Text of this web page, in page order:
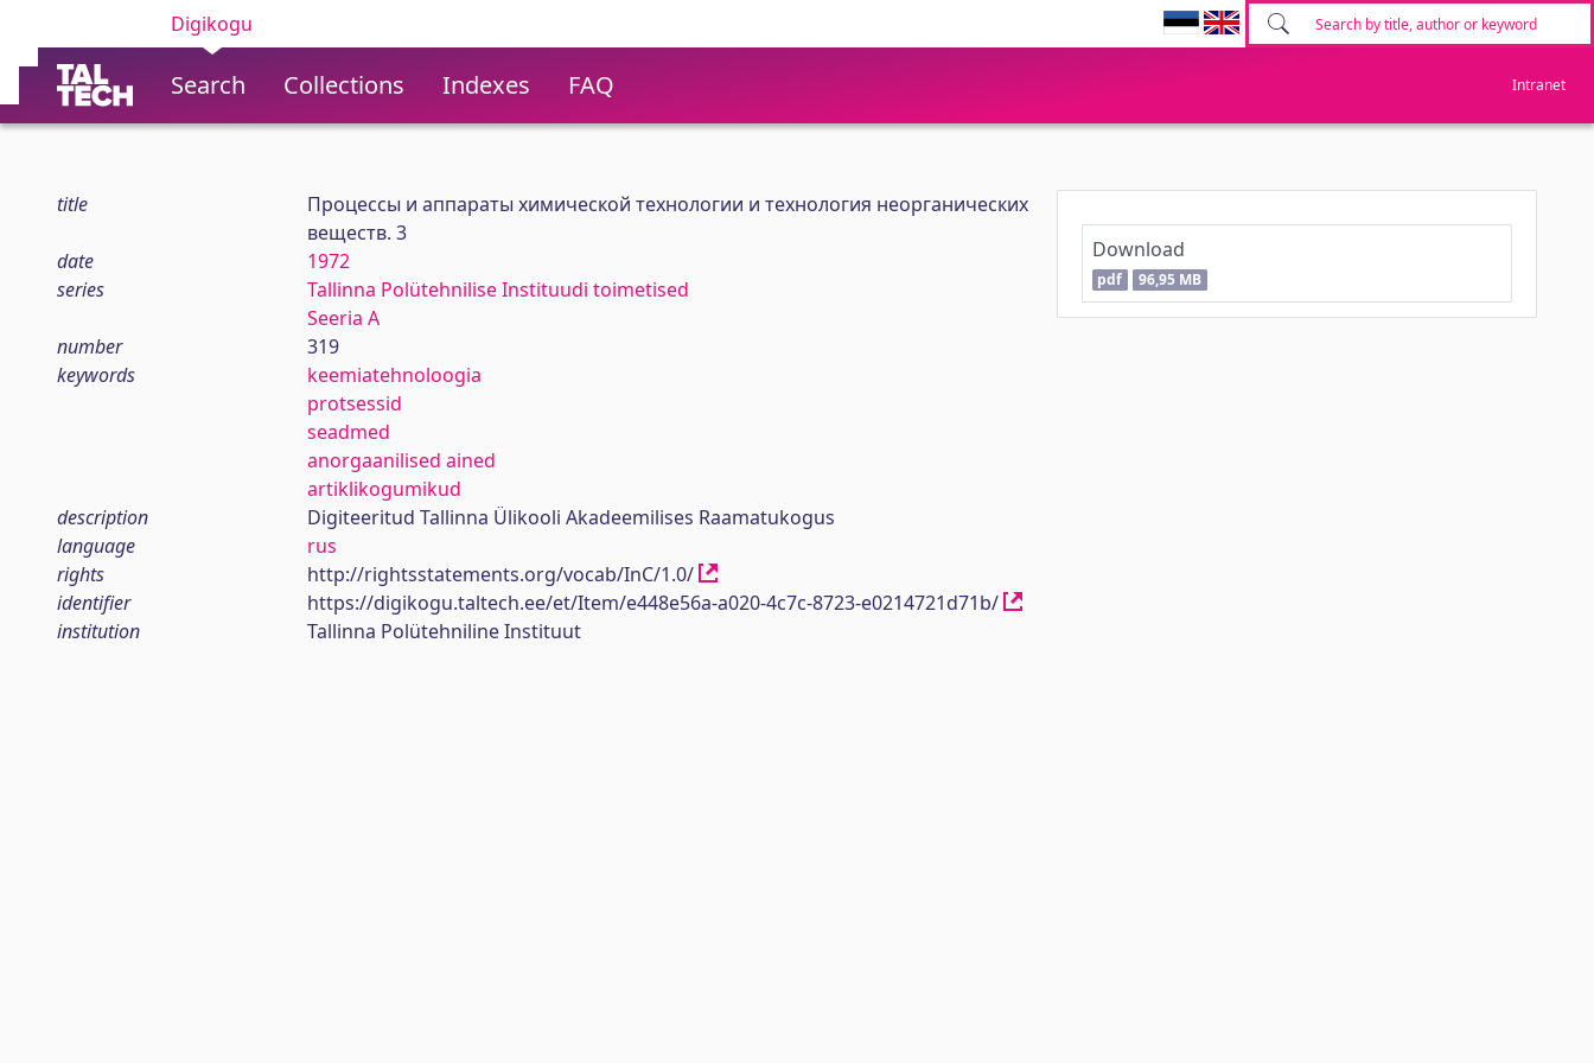
Digikogu
Search Collections Indexes FAQ Intranet
title
Процессы и аппараты химической технологии и технология неорганических
веществ. 3
date
1972
series
Tallinna Polütehnilise Instituudi toimetised
Seeria A
number
319
keywords
keemiatehnoloogia
protsessid
seadmed
anorgaanilised ained
artiklikogumikud
description
Digiteeritud Tallinna Ülikooli Akadeemilises Raamatukogus
language
rus
rights
http://rightsstatements.org/vocab/InC/1.0/
identifier
https://digikogu.taltech.ee/et/Item/e448e56a-a020-4c7c-8723-e0214721d71b/
institution
Tallinna Polütehniline Instituut
Download
pdf 96,95 MB